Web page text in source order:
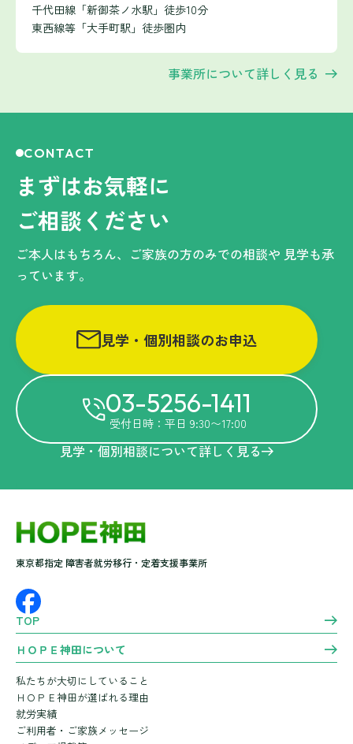
千代田線「新御茶ノ水駅」徒歩10分
東西線等「大手町駅」徒歩圏内
事業所について詳しく見る
CONTACT
まずはお気軽に
ご相談ください
ご本人はもちろん、ご家族の方のみでの相談や 見学も承
っています。
見学・個別相談のお申込
03-5256-1411
受付日時：平日 9:30〜17:00
見学・個別相談について詳しく見る
東京都指定 障害者就労移行・定着支援事業所
TOP
ＨＯＰＥ神田について
私たちが大切にしていること
ＨＯＰＥ神田が選ばれる理由
就労実績
ご利用者・ご家族メッセージ